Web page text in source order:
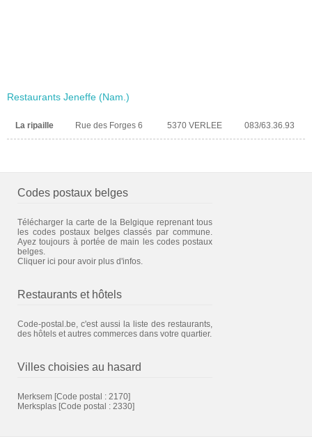
Restaurants Jeneffe (Nam.)
La ripaille Rue des Forges 6 5370 VERLEE 083/63.36.93
Codes postaux belges
Télécharger la carte de la Belgique reprenant tous
les codes postaux belges classés par commune.
Ayez toujours à portée de main les codes postaux
belges.
Cliquer ici pour avoir plus d'infos.
Restaurants et hôtels
Code-postal.be, c'est aussi la liste des restaurants,
des hôtels et autres commerces dans votre quartier.
Villes choisies au hasard
Merksem [Code postal : 2170]
Merksplas [Code postal : 2330]